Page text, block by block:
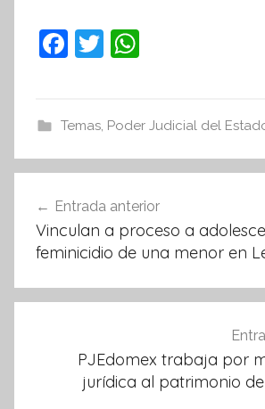
F
e
b
o
k
T
er s
A
p
Temas, Poder Judicial del
de
entradas
Entrada anterior
Vinculan a proceso a
feminicidio de una menor en
PJEdomex trabaja por
jurídica al patrimonio